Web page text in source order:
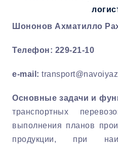
Шононов Ахматилло
Телефон: 229-21-10
e-mail :
Основные задачи и
транспортных
выполнения планов
продукции, при